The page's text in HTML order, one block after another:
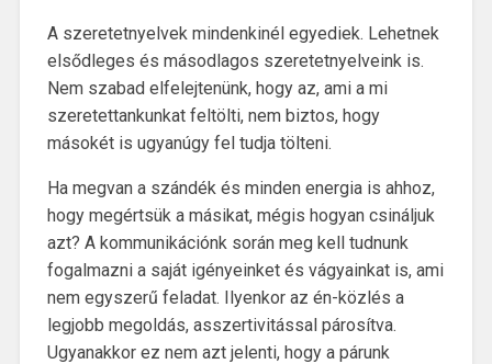
A szeretetnyelvek mindenkinél egyediek. Lehetnek
elsődleges és másodlagos szeretetnyelveink is.
Nem szabad elfelejtenünk, hogy az, ami a mi
szeretettankunkat feltölti, nem biztos, hogy
másokét is ugyanúgy fel tudja tölteni.
Ha megvan a szándék és minden energia is ahhoz,
hogy megértsük a másikat, mégis hogyan csináljuk
azt? A kommunikációnk során meg kell tudnunk
fogalmazni a saját igényeinket és vágyainkat is, ami
nem egyszerű feladat. Ilyenkor az én-közlés a
legjobb megoldás, asszertivitással párosítva.
Ugyanakkor ez nem azt jelenti, hogy a párunk